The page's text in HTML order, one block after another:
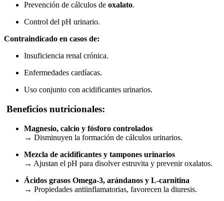
Prevención de cálculos de oxalato.
Control del pH urinario.
Contraindicado en casos de:
Insuficiencia renal crónica.
Enfermedades cardíacas.
Uso conjunto con acidificantes urinarios.
Beneficios nutricionales:
Magnesio, calcio y fósforo controlados
→ Disminuyen la formación de cálculos urinarios.
Mezcla de acidificantes y tampones urinarios
→ Ajustan el pH para disolver estruvita y prevenir oxalatos.
Ácidos grasos Omega-3, arándanos y L-carnitina
→ Propiedades antiinflamatorias, favorecen la diuresis.